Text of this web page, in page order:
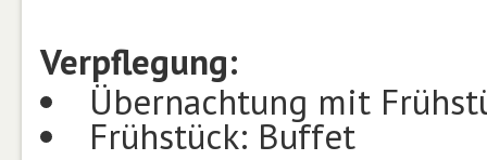
Verpflegung:
Übernachtung mit
Frühstück: Buffet